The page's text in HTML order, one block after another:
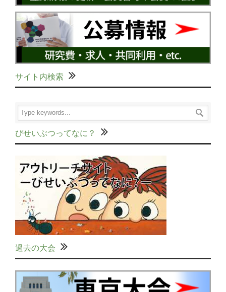
サイト内検索
びせいぶつってなに？
過去の大会